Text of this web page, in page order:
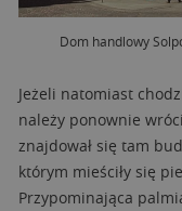
Dom handlowy
Jeżeli natomiast
należy ponownie
znajdował się tam
którym mieściły się
Przypominająca